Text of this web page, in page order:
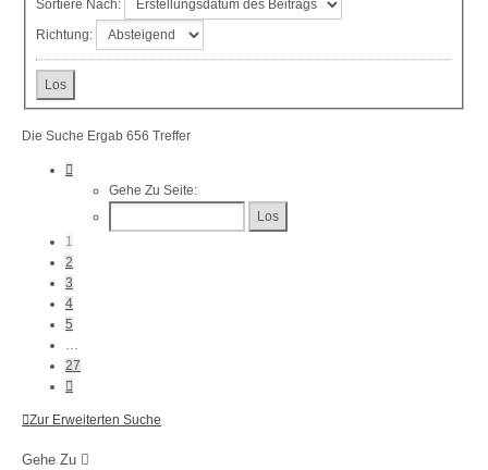
Sortiere Nach:
Richtung:
Die Suche Ergab 656 Treffer
Gehe Zu Seite:
1
2
3
4
5
…
27
Zur Erweiterten Suche
Gehe Zu